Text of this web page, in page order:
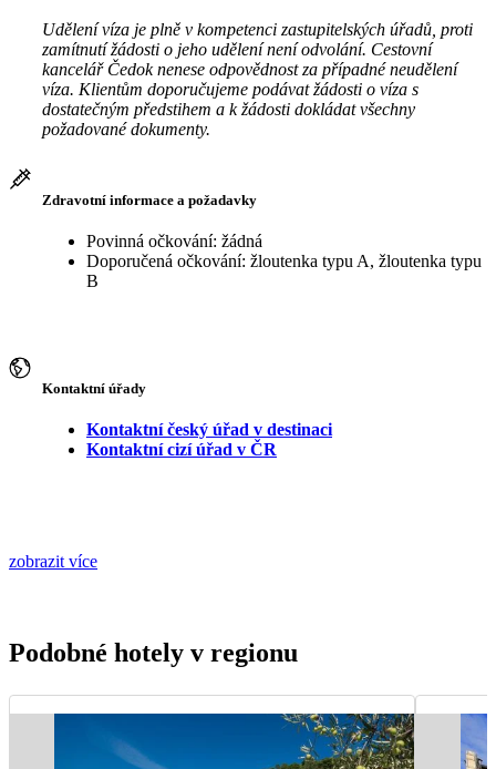
Udělení víza je plně v kompetenci zastupitelských úřadů, proti
zamítnutí žádosti o jeho udělení není odvolání. Cestovní
kancelář Čedok nenese odpovědnost za případné neudělení
víza. Klientům doporučujeme podávat žádosti o víza s
dostatečným předstihem a k žádosti dokládat všechny
požadované dokumenty.
Zdravotní informace a požadavky
Povinná očkování: žádná
Doporučená očkování: žloutenka typu A, žloutenka typu
B
Kontaktní úřady
Kontaktní český úřad v destinaci
Kontaktní cizí úřad v ČR
zobrazit více
Podobné hotely v regionu